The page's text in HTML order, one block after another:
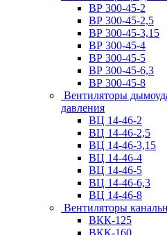
ВР 300-45-2
ВР 300-45-2,5
ВР 300-45-3,15
ВР 300-45-4
ВР 300-45-5
ВР 300-45-6,3
ВР 300-45-8
Вентиляторы
давления
ВЦ 14-46-2
ВЦ 14-46-2,5
ВЦ 14-46-3,15
ВЦ 14-46-4
ВЦ 14-46-5
ВЦ 14-46-6,3
ВЦ 14-46-8
Вентиляторы
ВКК-125
ВКК-160